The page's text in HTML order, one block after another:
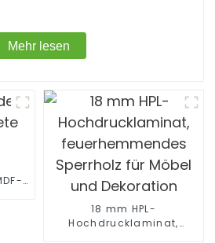
Mehr lesen
18 mm HPL-
Hochdrucklaminat,